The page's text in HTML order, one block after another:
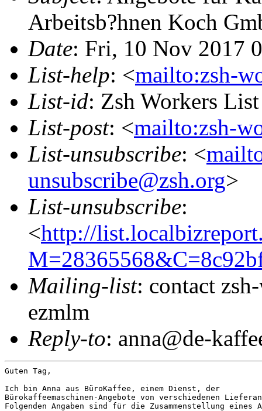
Arbeitsb?hnen Koch
Date: Fri, 10 Nov 2017
List-help: <mailto:zsh-
List-id: Zsh Workers
List-post: <mailto:zsh-
List-unsubscribe: <
unsubscribe@zsh.org>
List-unsubscribe:
<http://
Mailing-list: contact
ezmlm
Reply-to: anna@de-
Guten Tag,
Ich bin Anna aus BüroKaffee, einem Dienst, der
Bürokaffeemaschinen-Angebote von verschiedenen
Folgenden Angaben sind für die Zusammenstellung eines